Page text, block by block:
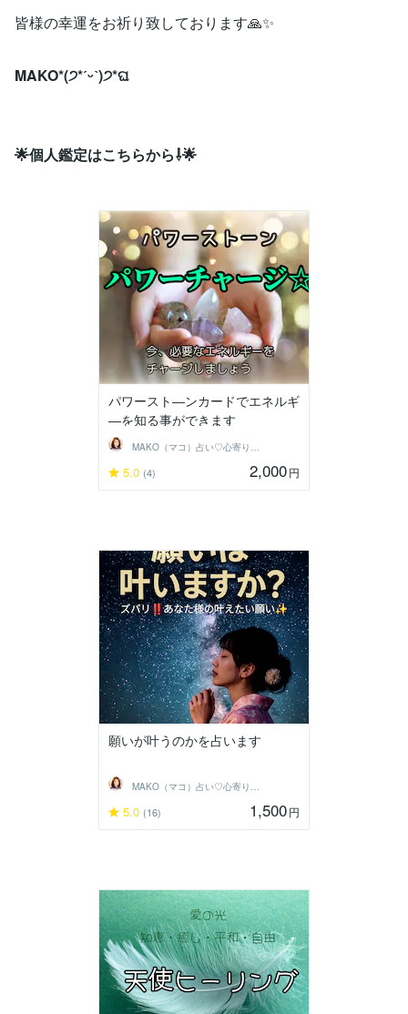
皆様の幸運をお祈り致しております🙏✨
MAKO*(੭*ˊᵕˋ)੭*ଘ
🌟個人鑑定はこちらから⇩🌟
パワースト―ンカードでエネルギ
―を知る事ができます
MAKO（マコ）占い♡心寄り添うヒーラー
5.0 (4) 2,000円
願いが叶うのかを占います
MAKO（マコ）占い♡心寄り添うヒーラー
5.0 (16) 1,500円